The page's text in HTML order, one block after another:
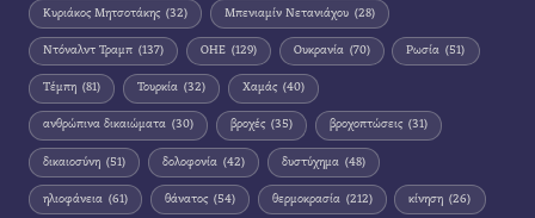
Κυριάκος Μητσοτάκης (32) Μπενιαμίν Νετανιάχου (28)
Ντόναλντ Τραμπ (137) ΟΗΕ (129) Ουκρανία (70) Ρωσία (51)
Τέμπη (81) Τουρκία (32) Χαμάς (40)
ανθρώπινα δικαιώματα (30) βροχές (35) βροχοπτώσεις (31)
δικαιοσύνη (51) δολοφονία (42) δυστύχημα (48)
ηλιοφάνεια (61) θάνατος (54) θερμοκρασία (212) κίνηση (26)